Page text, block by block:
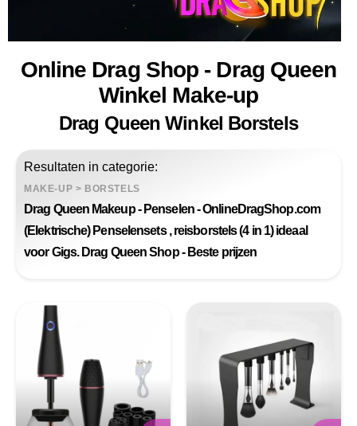
Online Drag Shop - Drag Queen
Winkel Make-up
Drag Queen Winkel Borstels
Resultaten in categorie:
MAKE-UP > BORSTELS
Drag Queen Makeup - Penselen - OnlineDragShop.com
(Elektrische) Penselensets , reisborstels (4 in 1) ideaal
voor Gigs. Drag Queen Shop - Beste prijzen